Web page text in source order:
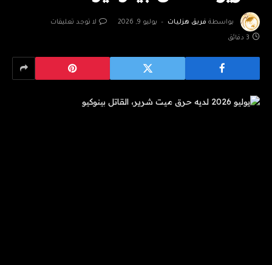
بواسطة فريق هزليات يوليو 9, 2026 لا توجد تعليقات
3 دقائق